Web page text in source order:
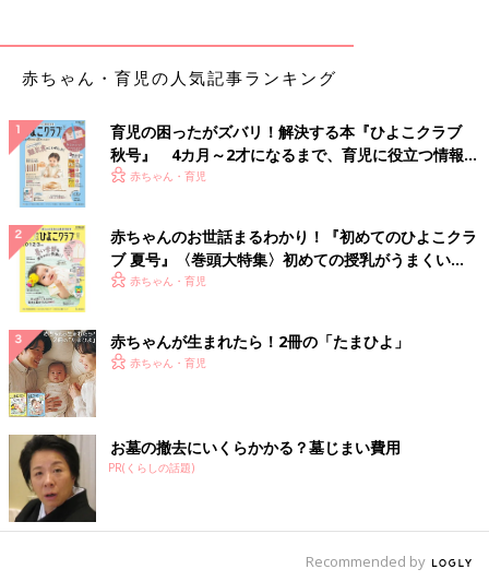
赤ちゃん・育児の人気記事ランキング
育児の困ったがズバリ！解決する本『ひよこクラブ
秋号』 4カ月～2才になるまで、育児に役立つ情報が
いっぱい！
赤ちゃん・育児
赤ちゃんのお世話まるわかり！『初めてのひよこクラ
ブ 夏号』〈巻頭大特集〉初めての授乳がうまくい
く！ おっぱい・ミルクの基本と夏のトラブル 解決テ
赤ちゃん・育児
赤ちゃんが生まれたら！2冊の「たまひよ」
赤ちゃん・育児
お墓の撤去にいくらかかる？墓じまい費用
PR(くらしの話題)
Recommended by